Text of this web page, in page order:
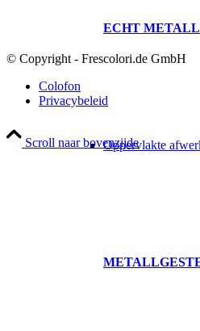
ECHT METALL
Oppervlakte
© Copyright - Frescolori.de GmbH
Colofon
Privacybeleid
Scroll naar bovenzijde